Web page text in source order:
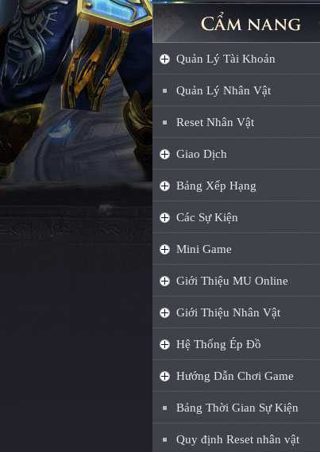
Quản Lý Tài Khoản
Quản Lý Nhân Vật
Reset Nhân Vật
Giao Dịch
Bảng Xếp Hạng
Các Sự Kiện
Mini Game
Giới Thiệu MU Online
Giới Thiệu Nhân Vật
Hệ Thống Ép Đồ
Hướng Dẫn Chơi Game
Bảng Thời Gian Sự Kiện
Quy định Reset nhân vật